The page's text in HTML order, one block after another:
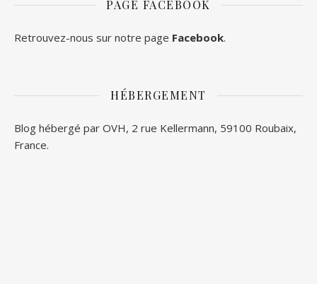
PAGE FACEBOOK
Retrouvez-nous sur notre page Facebook.
HÉBERGEMENT
Blog hébergé par OVH, 2 rue Kellermann, 59100 Roubaix,
France.